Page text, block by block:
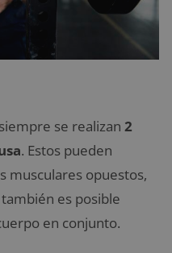
se realizan 2
. Estos pueden
musculares opuestos,
es posible
en conjunto.